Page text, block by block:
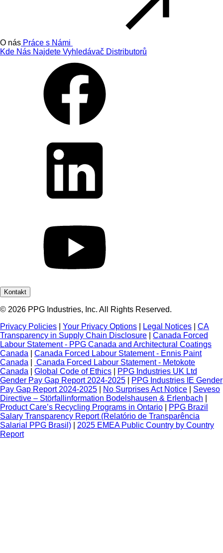
O nás Práce s Námi
Kde Nás Najdete Vyhledávač Distributorů
Kontakt
© 2026 PPG Industries, Inc. All Rights Reserved.
Privacy Policies
Your Privacy Options Legal Notices
CA
Transparency in Supply Chain Disclosure
Canada Forced
Labour Statement - PPG Canada and Architectural Coatings
Canada
Canada Forced Labour Statement - Ennis Paint
Canada
Canada Forced Labour Statement - Metokote
Canada
Global Code of Ethics
PPG Industries UK Ltd
Gender Pay Gap Report 2024-2025
PPG Industries IE Gender
Pay Gap Report 2024-2025
No Surprises Act Notice
Seveso
Directive – Störfallinformation Bodelshausen & Erlenbach
Product Care’s Recycling Programs in Ontario
PPG Brazil
Salary Transparency Report (Relatório de Transparência
Salarial PPG Brasil)
2025 EMEA Public Country by Country
Report